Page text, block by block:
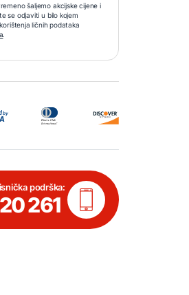
šaljemo akcijske cijene i
se odjaviti u bilo kojem
ličnih podataka
.
podrška:
261